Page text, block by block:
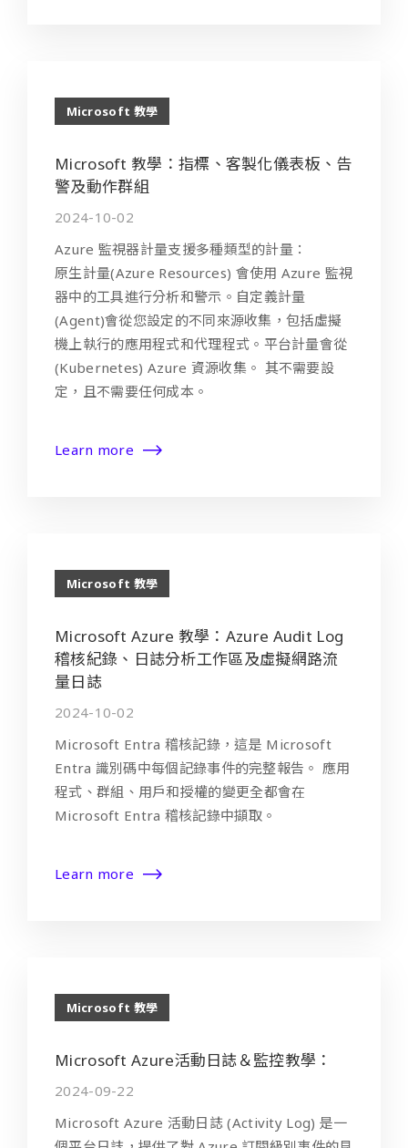
Microsoft 教學
Microsoft 教學：指標、客製化儀表板、告
警及動作群組
2024-10-02
Azure 監視器計量支援多種類型的計量：
原生計量(Azure Resources) 會使用 Azure 監視
器中的工具進行分析和警示。自定義計量
(Agent)會從您設定的不同來源收集，包括虛擬
機上執行的應用程式和代理程式。平台計量會從
(Kubernetes) Azure 資源收集。 其不需要設
定，且不需要任何成本。
Learn more
Microsoft 教學
Microsoft Azure 教學：Azure Audit Log
稽核紀錄、日誌分析工作區及虛擬網路流
量日誌
2024-10-02
Microsoft Entra 稽核記錄，這是 Microsoft
Entra 識別碼中每個記錄事件的完整報告。 應用
程式、群組、用戶和授權的變更全都會在
Microsoft Entra 稽核記錄中擷取。
Learn more
Microsoft 教學
Microsoft Azure活動日誌＆監控教學：
2024-09-22
Microsoft Azure 活動日誌 (Activity Log) 是一